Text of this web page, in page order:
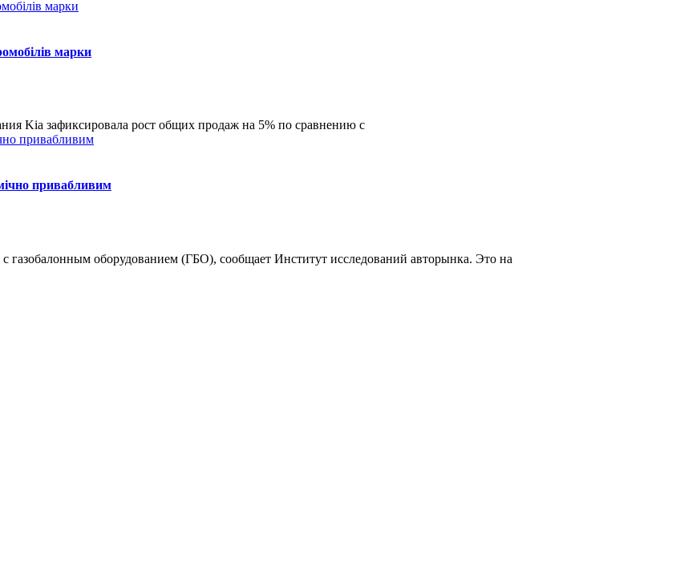
марки
Kia зафиксировала рост общих продаж на 5% по сравнению с
привабливим
газобалонным оборудованием (ГБО), сообщает Институт исследований авторынка. Это на